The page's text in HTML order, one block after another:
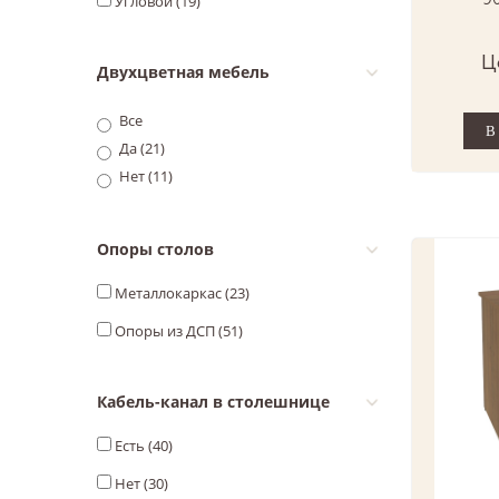
Двухцветная мебель
Все
Да (21)
Нет (11)
Опоры столов
Металлокаркас (23)
Опоры из ДСП (51)
Кабель-канал в столешнице
Есть (40)
Нет (30)